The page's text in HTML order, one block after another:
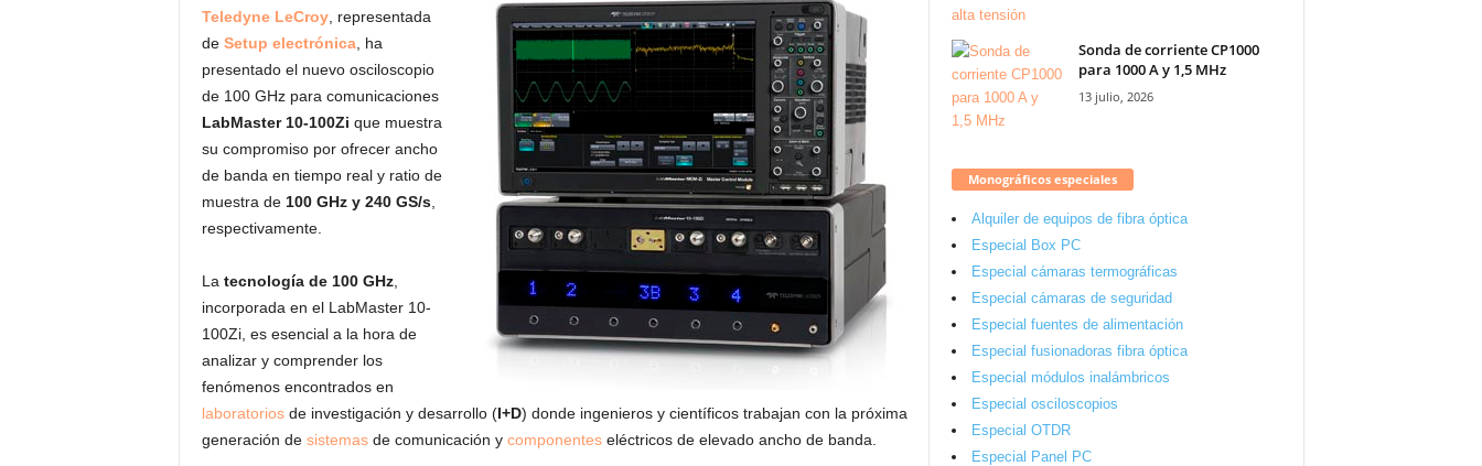
Teledyne LeCroy, representada
de Setup electrónica, ha
presentado el nuevo osciloscopio
de 100 GHz para comunicaciones
LabMaster 10-100Zi que muestra
su compromiso por ofrecer ancho
de banda en tiempo real y ratio de
muestra de 100 GHz y 240 GS/s,
respectivamente.
La tecnología de 100 GHz,
incorporada en el LabMaster 10-
100Zi, es esencial a la hora de
analizar y comprender los
fenómenos encontrados en
laboratoriosde investigación y desarrollo (I+D) donde ingenieros y científicos trabajan con la próxima
generación de sistemasde comunicación y componenteseléctricos de elevado ancho de banda.
Sonda de corriente CP1000
para 1000 A y 1,5 MHz
13 julio, 2026
Monográficos especiales
Alquiler de equipos de fibra óptica
Especial Box PC
Especial cámaras termográficas
Especial cámaras de seguridad
Especial fuentes de alimentación
Especial fusionadoras fibra óptica
Especial módulos inalámbricos
Especial osciloscopios
Especial OTDR
Especial Panel PC